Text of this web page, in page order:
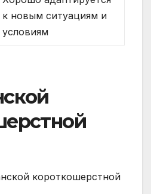
к новым ситуациям и
условиям